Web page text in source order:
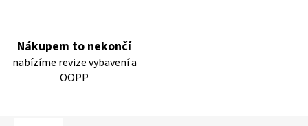
Nákupem to nekončí
nabízíme revize vybavení a
OOPP